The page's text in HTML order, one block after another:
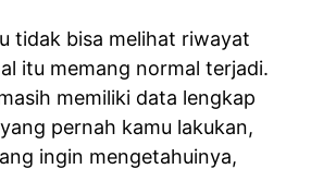
tidak bisa melihat riwayat
itu memang normal terjadi.
memiliki data lengkap
pernah kamu lakukan,
ingin mengetahuinya,